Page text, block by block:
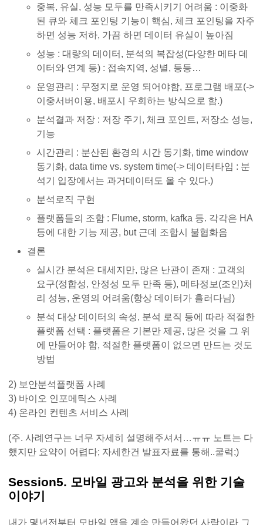
중복, 유실, 성능 모두를 만족시키기 어려움 : 이중화
된 큐와 체크 포인팅 기능이 핵심, 체크 포인팅을 자주
하면 성능 저하, 가끔 하면 데이터 유실이 높아짐
성능 : 대량의 데이터, 분석의 복잡성(다양한 메타 데
이터와 연계 등) : 접속지역, 성별, 등등…
운영관리 : 무정지로 운영 되어야함, 프로그램 배포(->
이중서버이용, 배포시 우회하는 방식으로 함.)
분석결과 저장 : 저장 주기, 체크 포인트, 저장소 성능,
기능
시간관리 : 분산된 환경의 시간 동기화, time window
동기화, data time vs. system time(-> 데이터타임 : 분
석기 입장에서는 과거데이터도 올 수 있다.)
분석로직 구현
플랫폼들의 조함 : Flume, storm, kafka 등. 각각은 HA
등에 대한 기능 제공, but 근데 조합시 불협화음
결론
실시간 분석은 대세지만, 많은 난관이 존재 : 고객의
요구(정합성, 안정성 모두 만족 등), 메타정보(조인)처
리 성능, 운영의 어려움(항상 데이터가 흘러다님)
분석 대상 데이터의 속성, 분석 로직 등에 따라 적절한
플랫폼 선택 : 플랫폼은 기본만 제공, 많은 것을 그 위
에 만들어야 함, 적절한 플랫폼이 없으면 만드는 것도
방법
2) 보안분석플랫폼 사례
3) 바이오 인포메틱스 사례
4) 온라인 컨텐츠 서비스 사례
(주. 사례연구는 너무 자세히 설명해주셔서…ㅠㅠ 노트는 다
했지만 요약이 어렵다; 자세한건 발표자료를 통해..쿨럭;)
Session5. 모바일 광고와 분석을 위한 기술
이야기
내가 몇년전부터 모바일 앱을 계속 만들어왔던 사람이라 그